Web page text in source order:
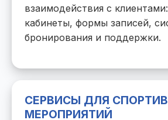
взаимодействия с
кабинеты, формы записей,
бронирования и поддержки.
СЕРВИСЫ ДЛЯ
МЕРОПРИЯТИЙ